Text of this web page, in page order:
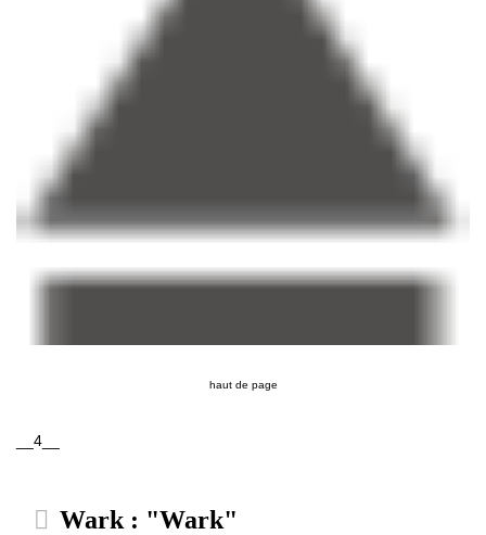
haut de page
__4__
Wark : "Wark"